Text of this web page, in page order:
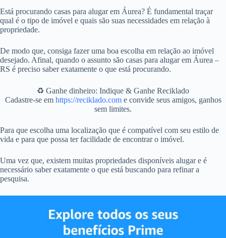
Está procurando casas para alugar em Áurea? É fundamental traçar
qual é o tipo de imóvel e quais são suas necessidades em relação à
propriedade.
De modo que, consiga fazer uma boa escolha em relação ao imóvel
desejado. Afinal, quando o assunto são casas para alugar em Áurea –
RS é preciso saber exatamente o que está procurando.
♻️ Ganhe dinheiro: Indique & Ganhe Reciklado
Cadastre-se em https://reciklado.come convide seus amigos, ganhos
sem limites.
Para que escolha uma localização que é compatível com seu estilo de
vida e para que possa ter facilidade de encontrar o imóvel.
Uma vez que, existem muitas propriedades disponíveis alugar e é
necessário saber exatamente o que está buscando para refinar a
pesquisa.